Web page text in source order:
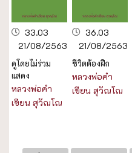
33.03
21/08/2563
ดูโดยไม่ร่วม
แสดง
หลวงพ่อคำ
เขียน สุวัณโณ
36.03
21/08/2563
ชีวิตต้องฝืก
หลวงพ่อคำ
เขียน สุวัณโณ